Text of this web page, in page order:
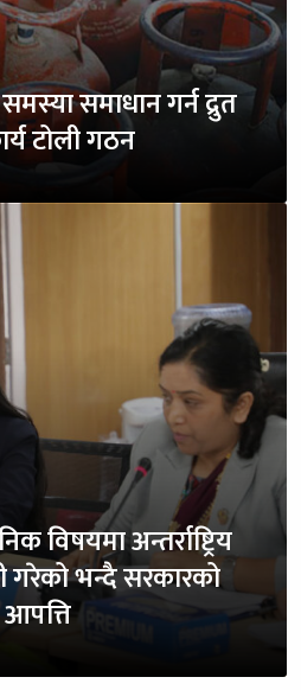
समाधान गर्न द्रुत
टोली गठन
विषयमा अन्तर्राष्ट्रिय
गरेको भन्दै सरकारको
आपत्ति